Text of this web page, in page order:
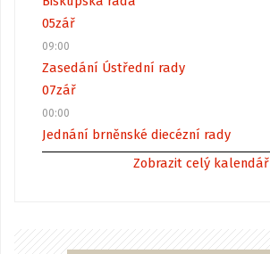
05zář
09:00
Zasedání Ústřední rady
07zář
00:00
Jednání brněnské diecézní rady
Zobrazit celý kalendář